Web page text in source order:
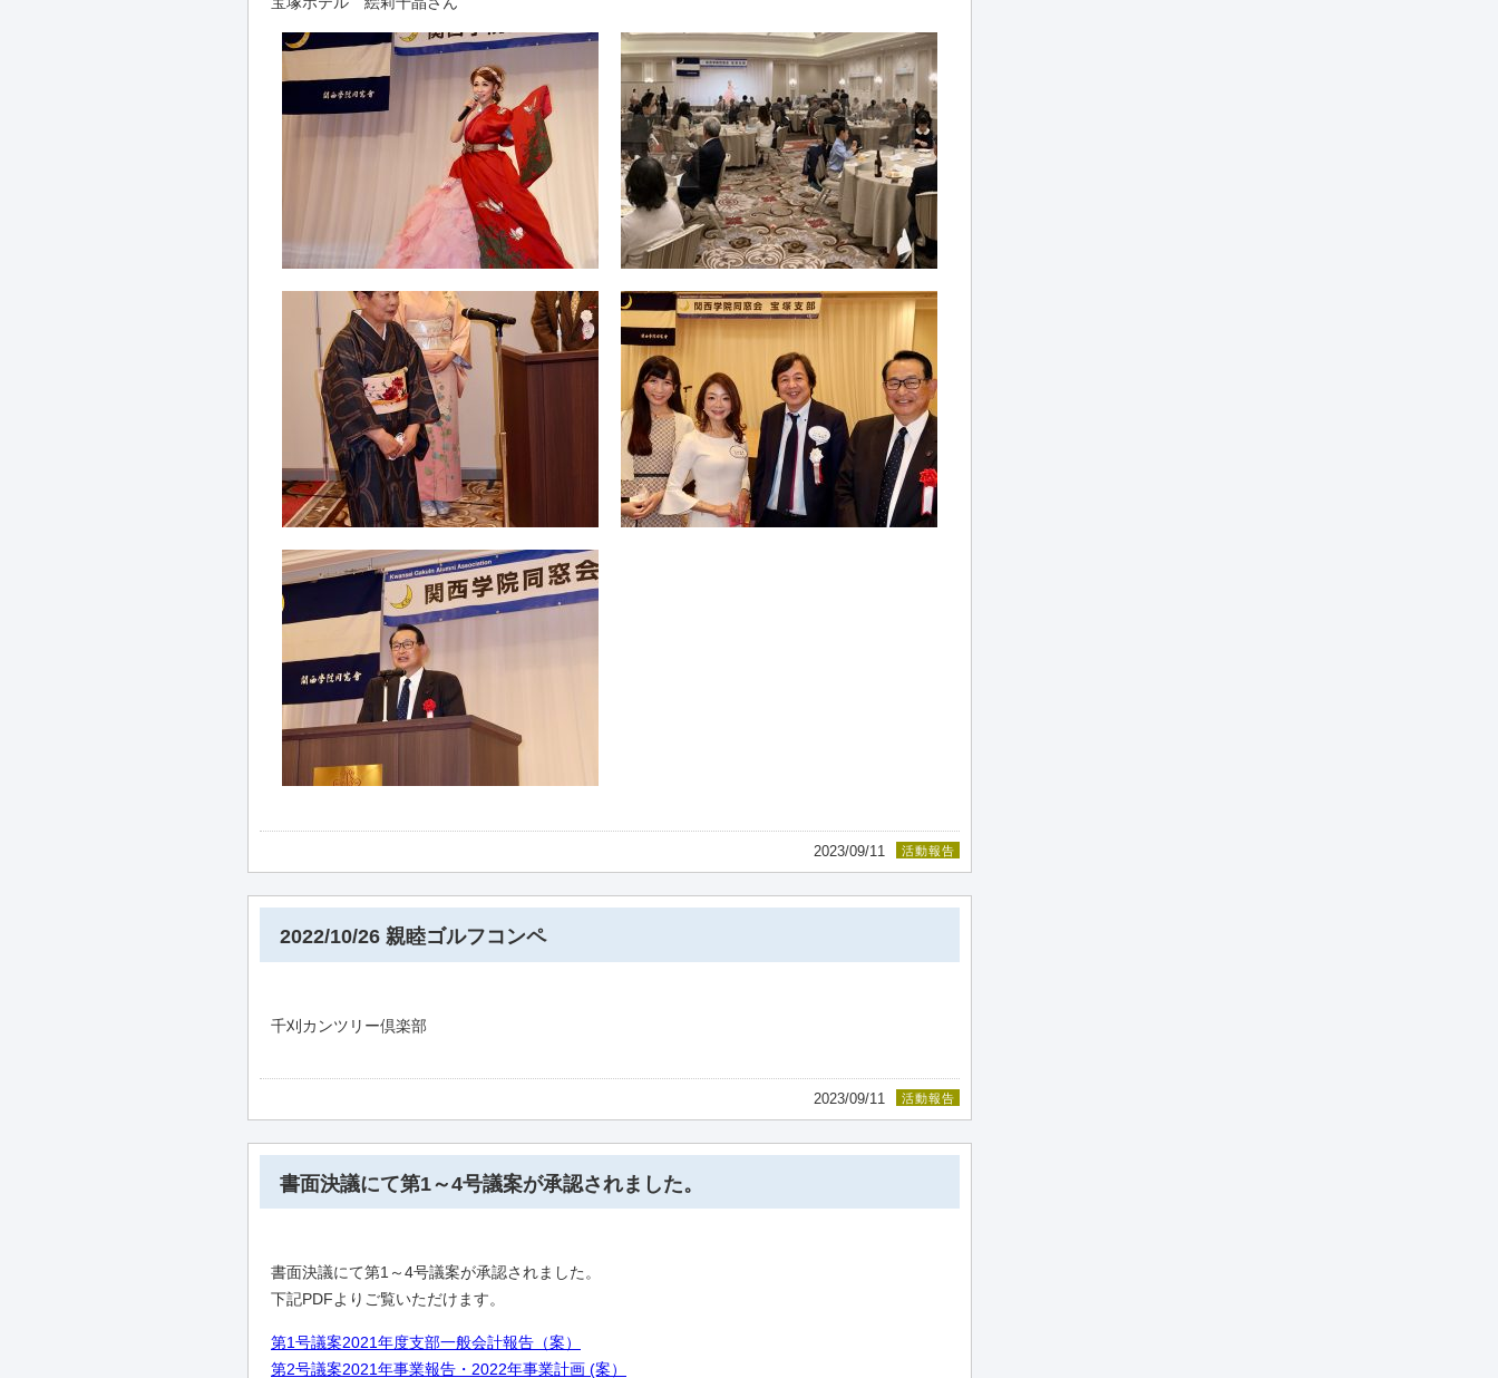
2023/09/11 活動報告
2022/10/26 親睦ゴルフコンペ
千刈カンツリー倶楽部
2023/09/11 活動報告
書面決議にて第1～4号議案が承認されました。
書面決議にて第1～4号議案が承認されました。
下記PDFよりご覧いただけます。
第1号議案2021年度支部一般会計報告（案）
第2号議案2021年事業報告・2022年事業計画 (案）